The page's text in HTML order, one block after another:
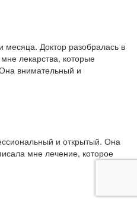
месяца. Доктор разобралась в
лекарства, которые
внимательный и
и открытый. Она
мне лечение, которое